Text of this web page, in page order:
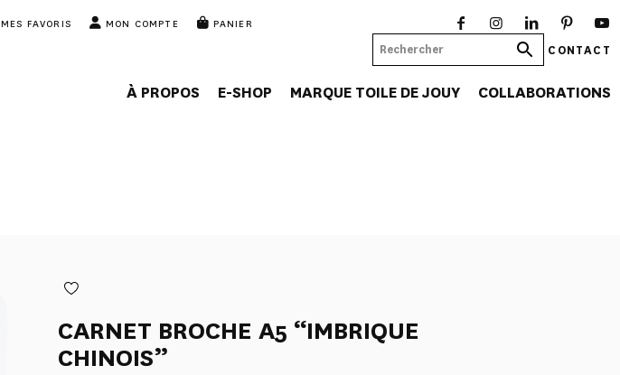
MES FAVORIS MON COMPTE PANIER
CONTACT
À PROPOS E-SHOP MARQUE TOILE DE JOUY COLLABORATIONS
CARNET BROCHE A5 “IMBRIQUE
CHINOIS”